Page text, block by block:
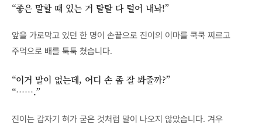
“좋은 말할 때 있는 거 탈탈 다 털어 내놔!”
앞을 가로막고 있던 한 명이 손끝으로 진이의 이마를 쿡쿡 찌르고
주먹으로 배를 툭툭 쳤습니다.
“이거 말이 없는데, 어디 손 좀 잘 봐줄까?”
“…….”
진이는 갑자기 혀가 굳은 것처럼 말이 나오지 않았습니다. 겨우